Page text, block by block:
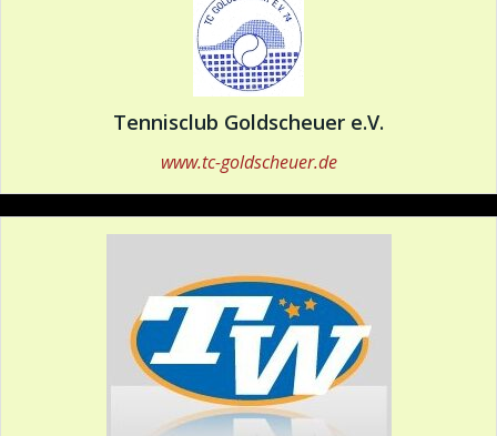
Tennisclub Goldscheuer e.V.
www.tc-goldscheuer.de